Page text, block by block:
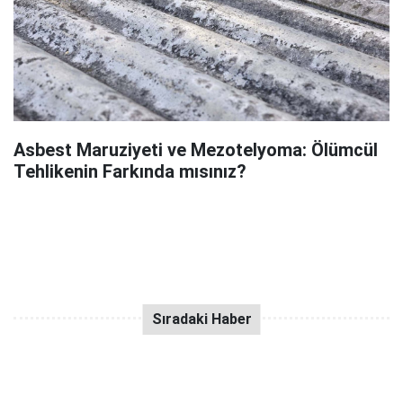
Asbest Maruziyeti ve Mezotelyoma: Ölümcül
Tehlikenin Farkında mısınız?